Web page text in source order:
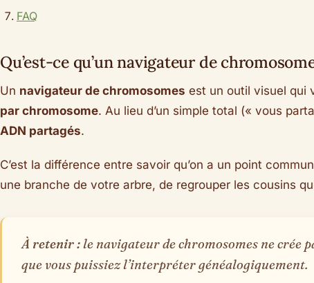
FAQ
Qu’est-ce qu’un navigateur de
Un navigateur de chromosomes est un outil visuel qui
par chromosome. Au lieu d’un simple total (« vous
ADN partagés.
C’est la différence entre savoir qu’on a un point
une branche de votre arbre, de regrouper les cousins
À retenir :le navigateur de chromosomes ne crée
que vous puissiez l’interpréter généalogiquement.